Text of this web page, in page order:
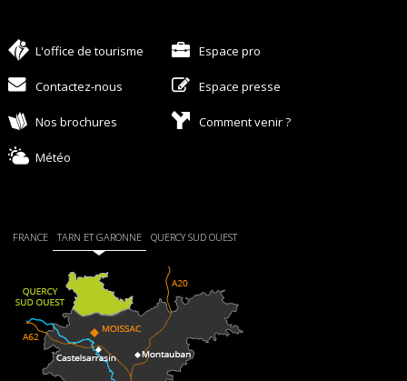
L'office de tourisme Espace pro
Contactez-nous Espace presse
Nos brochures Comment venir ?
Météo
FRANCE TARN ET GARONNE QUERCY SUD OUEST